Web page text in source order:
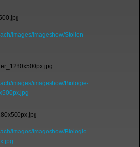
images/imageshow/Stollen-
images/imageshow/Biologie-
images/imageshow/Biologie-